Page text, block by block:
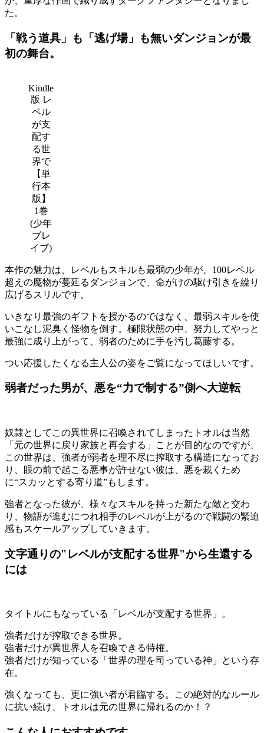
た。
「戦う道具」も「逃げ場」も無いダンジョンが最
初の舞台。
Kindle
版 レ
ベル
が支
配す
る世
界で
【単
行本
版】
1巻
(少年
ブレ
イブ)
本作の魅力は、レベルもスキルも最弱の少年が、100レベル
超えの魔物が蔓延るダンジョンで、命がけの駆け引きを繰り
広げるスリルです。
いきなり最強のギフトを授かるのではなく、最弱スキルを使
いこなし泥臭く怪物を倒す。極限状態の中、努力してやっと
最強に成り上がって、弱者のために手を汚し葛藤する。
つい応援したくなる主人公の姿をご覧になってほしいです。
弱者だった男が、悪を“力で制する”側へ大逆転
奴隷としてこの異世界に召喚されてしまったトオルは当然
「元の世界に戻り家族と再会する」ことが目的なのですが、
この世界は、強者が弱者を理不尽に搾取する構造になってお
り、眼の前で起こる悪事が許せない彼は、悪を裁くため
に“スカッとする寄り道”もします。
強者となった彼が、様々なスキルを持った新たな敵と交わ
り、物語が進むにつれ相手のレベルが上がるので戦闘の緊迫
感もスケールアップしていきます。
文字通りの"レベルが支配する世界"から生還する
には
タイトルにもなっている「レベルが支配する世界」。
強者だけが搾取できる世界。
強者だけが異世界人を召喚できる特権。
強者だけが知っている「世界の理を司っている神」という存
在。
強くなっても、更に強い者が君臨する。この絶対的なルール
に抗い続け、トオルは元の世界に帰れるのか！？